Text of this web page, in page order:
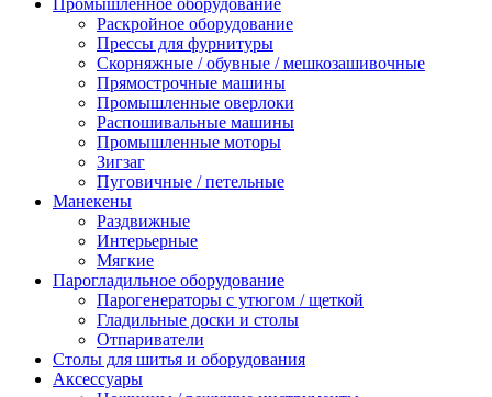
Промышленное оборудование
Раскройное оборудование
Прессы для фурнитуры
Скорняжные / обувные / мешкозашивочные
Прямострочные машины
Промышленные оверлоки
Распошивальные машины
Промышленные моторы
Зигзаг
Пуговичные / петельные
Манекены
Раздвижные
Интерьерные
Мягкие
Парогладильное оборудование
Парогенераторы с утюгом / щеткой
Гладильные доски и столы
Отпариватели
Столы для шитья и оборудования
Аксессуары